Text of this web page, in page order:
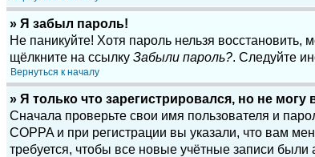
» Я забыл пароль!
Не паникуйте! Хотя пароль нельзя
щёлкните на ссылку Забыли пароль?. Следуйте
Вернуться к началу
» Я только что зарегистрировался, но не могу
Сначала проверьте свои имя пользователя и
COPPA и при регистрации вы указали, что вам
требуется, чтобы все новые учётные записи